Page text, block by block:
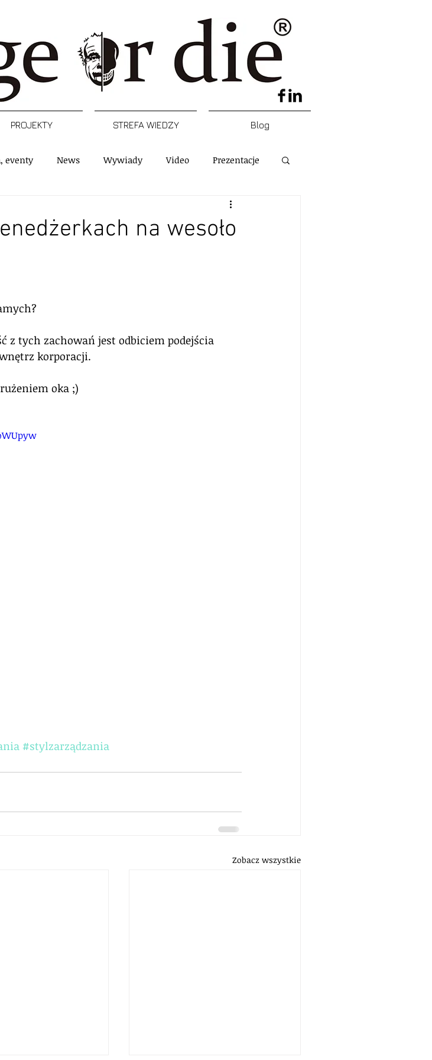
PROJEKTY STREFA WIEDZY Blog
eventy News Wywiady Video Prezentacje
na wesoło
z tych zachowań jest odbiciem podejścia
korporacji.
oka ;)
#stylzarządzania
Zobacz wszystkie